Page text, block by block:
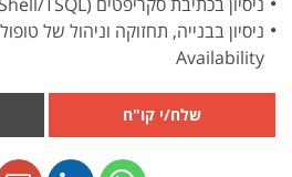
Availability
שלח/י קו"ח